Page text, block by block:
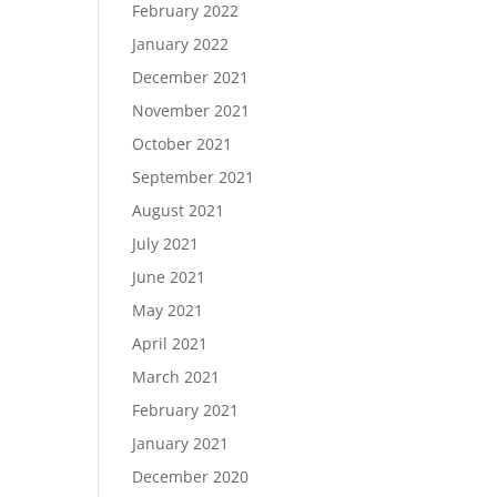
February 2022
January 2022
December 2021
November 2021
October 2021
September 2021
August 2021
July 2021
June 2021
May 2021
April 2021
March 2021
February 2021
January 2021
December 2020